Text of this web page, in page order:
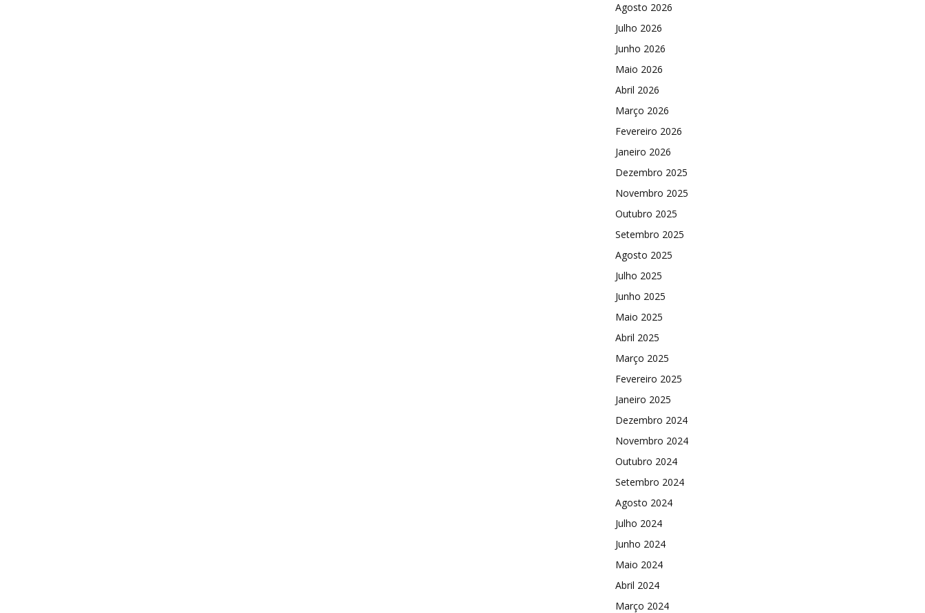
Agosto 2026
Julho 2026
Junho 2026
Maio 2026
Abril 2026
Março 2026
Fevereiro 2026
Janeiro 2026
Dezembro 2025
Novembro 2025
Outubro 2025
Setembro 2025
Agosto 2025
Julho 2025
Junho 2025
Maio 2025
Abril 2025
Março 2025
Fevereiro 2025
Janeiro 2025
Dezembro 2024
Novembro 2024
Outubro 2024
Setembro 2024
Agosto 2024
Julho 2024
Junho 2024
Maio 2024
Abril 2024
Março 2024